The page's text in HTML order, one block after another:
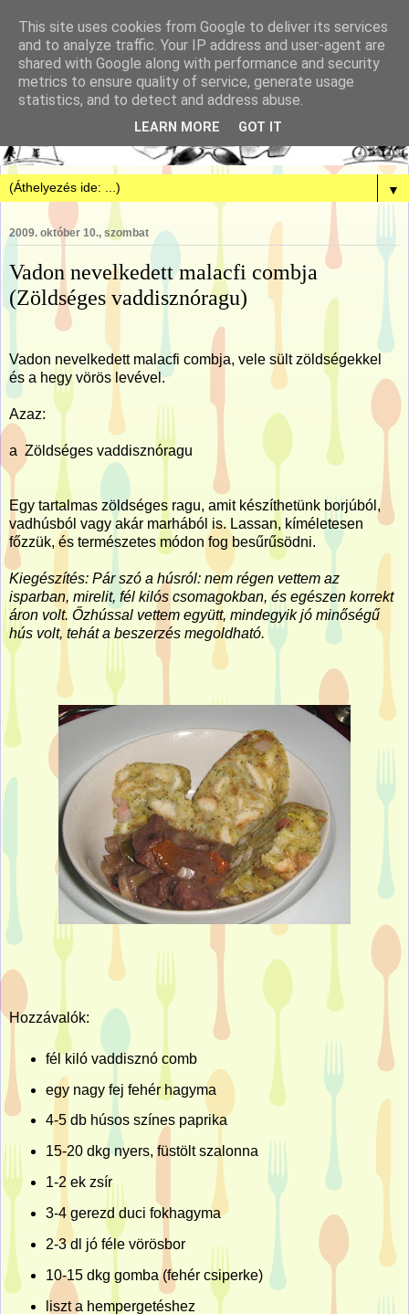
▼
2009. október 10., szombat
Vadon nevelkedett malacfi combja
(Zöldséges vaddisznóragu)
Vadon nevelkedett malacfi combja, vele sült zöldségekkel
és a hegy vörös levével.
Azaz:
a Zöldséges vaddisznóragu
Egy tartalmas zöldséges ragu, amit készíthetünk borjúból,
vadhúsból vagy akár marhából is. Lassan, kíméletesen
főzzük, és természetes módon fog besűrűsödni.
Kiegészítés: Pár szó a húsról: nem régen vettem az
isparban, mirelit, fél kilós csomagokban, és egészen korrekt
áron volt. Őzhússal vettem együtt, mindegyik jó minőségű
hús volt, tehát a beszerzés megoldható.
Hozzávalók:
fél kiló vaddisznó comb
egy nagy fej fehér hagyma
4-5 db húsos színes paprika
15-20 dkg nyers, füstölt szalonna
1-2 ek zsír
3-4 gerezd duci fokhagyma
2-3 dl
jó féle vörösbor
10-15 dkg gomba (fehér csiperke)
liszt a hempergetéshez
This site uses cookies from Google to deliver its services
and to analyze traffic. Your IP address and user-agent are
shared with Google along with performance and security
metrics to ensure quality of service, generate usage
statistics, and to detect and address abuse.
LEARN MORE GOT IT